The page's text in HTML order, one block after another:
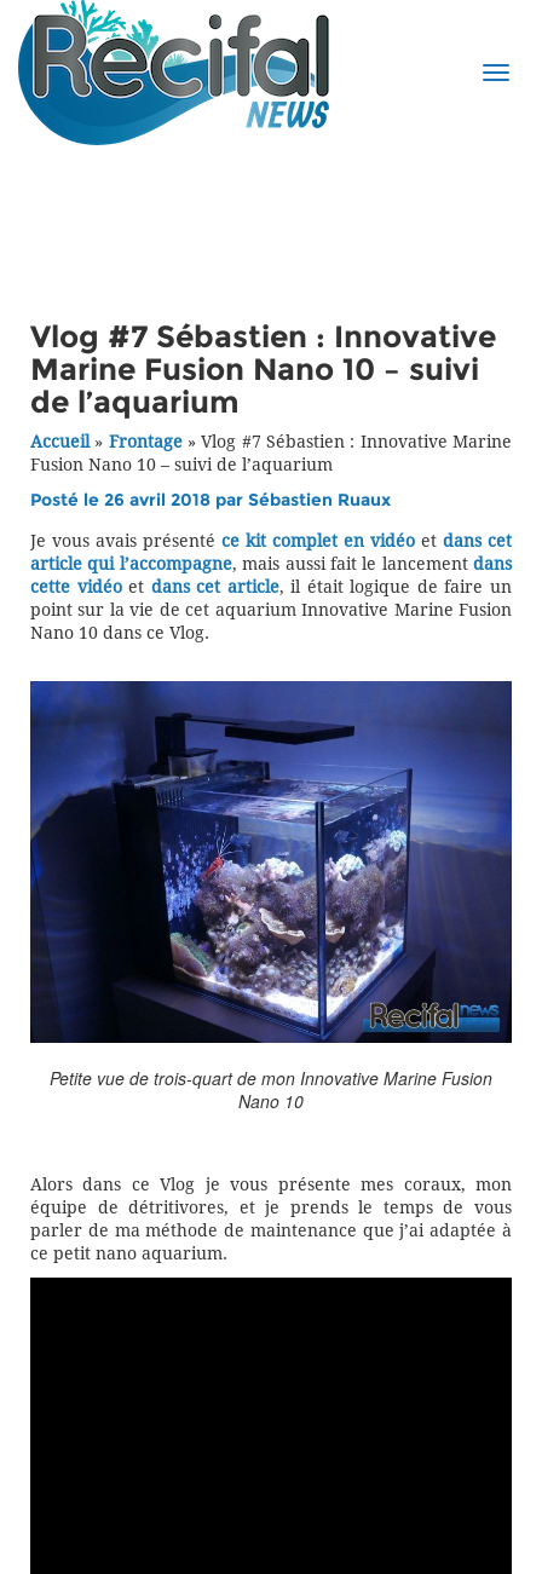
Vlog #7 Sébastien : Innovative
Marine Fusion Nano 10 – suivi
de l’aquarium
Accueil» Frontage»Vlog #7 Sébastien : Innovative Marine
Fusion Nano 10 – suivi de l’aquarium
Posté le 26 avril 2018 par Sébastien Ruaux
Je vous avais présenté ce kit complet en vidéo et dans cet
article qui l’accompagne, mais aussi fait le lancement dans
cette vidéoet dans cet article, il était logique de faire un
point sur la vie de cet aquarium Innovative Marine Fusion
Nano 10 dans ce Vlog.
Petite vue de trois-quart de mon Innovative Marine Fusion
Nano 10
Alors dans ce Vlog je vous présente mes coraux, mon
équipe de détritivores, et je prends le temps de vous
parler de ma méthode de maintenance que j’ai adaptée à
ce petit nano aquarium.